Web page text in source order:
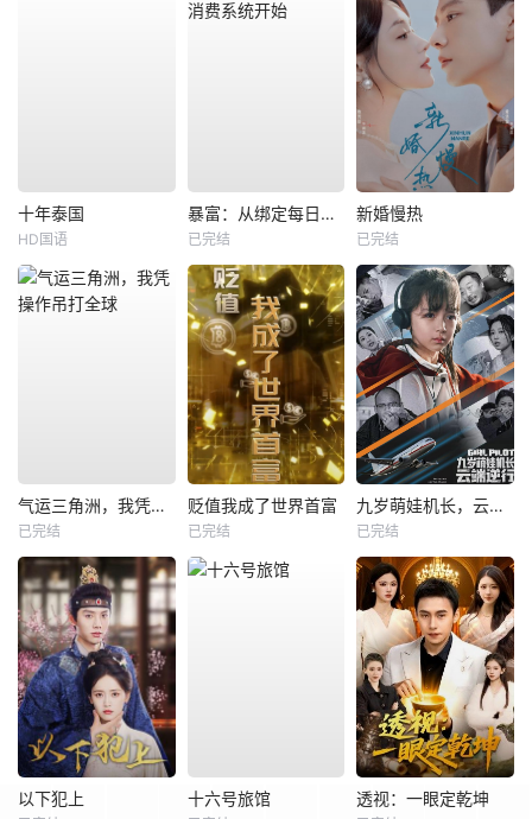
十年泰国
HD国语
暴富：从绑定每日消费系统开始
已完结
新婚慢热
已完结
气运三角洲，我凭操作吊打全球
已完结
贬值我成了世界首富
已完结
九岁萌娃机长，云端逆行
已完结
以下犯上 十六号旅馆 透视：一眼定乾坤